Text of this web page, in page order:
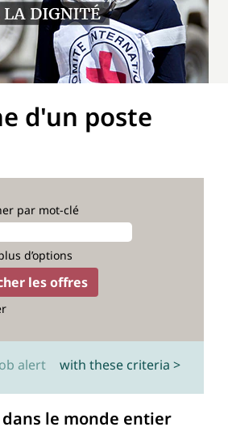
d'un poste
par mot-clé
d’options
alert with these criteria >
le monde entier